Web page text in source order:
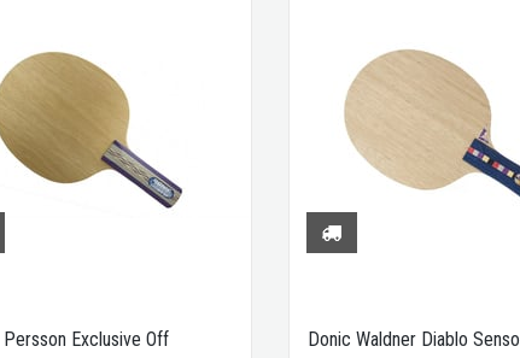
Exclusive Off Donic Waldner Diablo Senso